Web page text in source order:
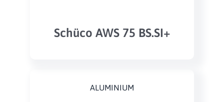
Schüco AWS 75 BS.SI+
ALUMINIUM